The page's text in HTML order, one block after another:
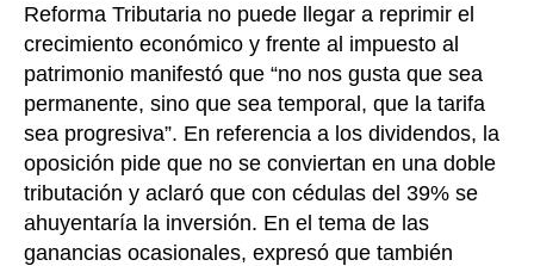
Reforma Tributaria no puede llegar a reprimir el
crecimiento económico y frente al impuesto al
patrimonio manifestó que “no nos gusta que sea
permanente, sino que sea temporal, que la tarifa
sea progresiva”. En referencia a los dividendos, la
oposición pide que no se conviertan en una doble
tributación y aclaró que con cédulas del 39% se
ahuyentaría la inversión. En el tema de las
ganancias ocasionales, expresó que también